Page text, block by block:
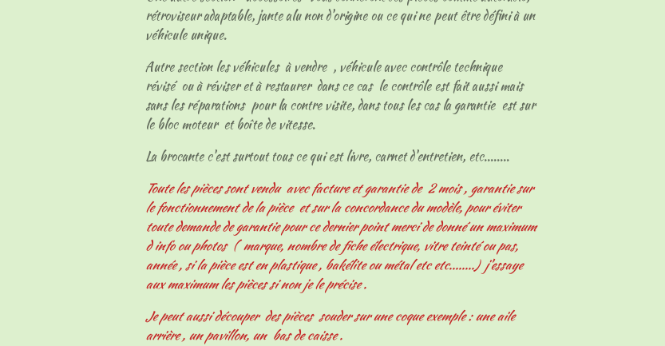
rétroviseur adaptable, jante alu non d'origine ou ce qui ne peut être défini à un
véhicule unique.
Autre section les véhicules à vendre , véhicule avec contrôle technique
révisé ou à réviser et à restaurer dans ce cas le contrôle est fait aussi mais
sans les réparations pour la contre visite, dans tous les cas la garantie est sur
le bloc moteur et boîte de vitesse.
La brocante c'est surtout tous ce qui est livre, carnet d'entretien, etc........
Toute les pièces sont vendu avec facture et garantie de 2 mois , garantie sur
le fonctionnement de la pièce et sur la concordance du modèle, pour éviter
toute demande de garantie pour ce dernier point merci de donné un maximum
d info ou photos ( marque, nombre de fiche électrique, vitre teinté ou pas,
année , si la pièce est en plastique , bakélite ou métal etc etc........) j'essaye
aux maximum les pièces si non je le précise .
Je peut aussi découper des pièces souder sur une coque exemple : une aile
arrière , un pavillon, un bas de caisse .